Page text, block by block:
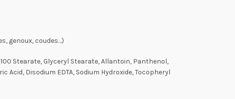
genoux, coudes…)
Stearate, Glyceryl Stearate, Allantoin, Panthenol,
Disodium EDTA, Sodium Hydroxide, Tocopheryl